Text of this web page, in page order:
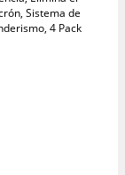
Sistema de
4 Pack